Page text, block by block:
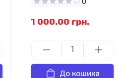
1 000.00 грн.
До кошика